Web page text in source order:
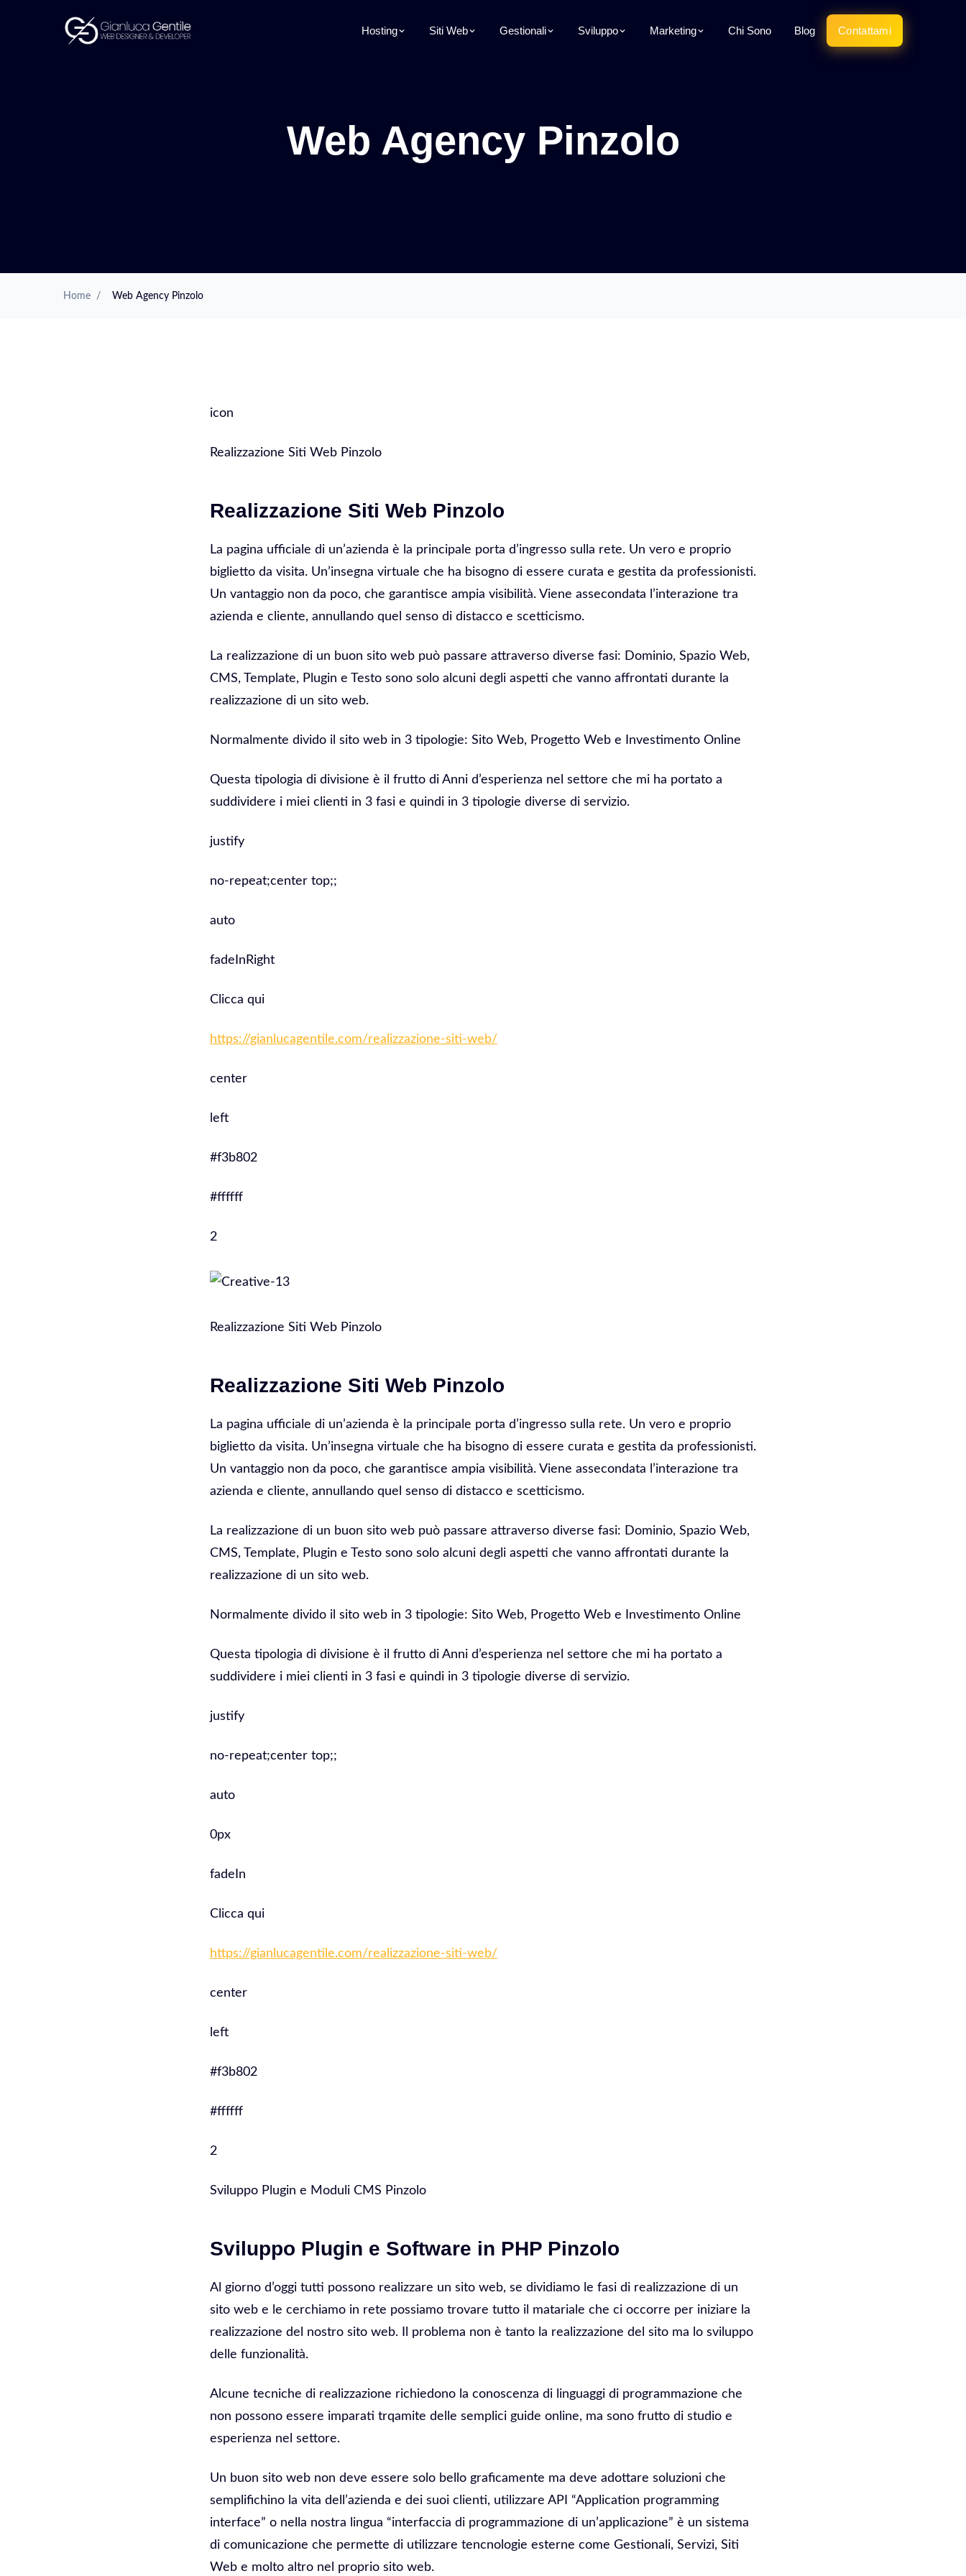
Hosting Siti Web Gestionali Sviluppo Marketing Chi Sono Blog Contattami
Web Agency Pinzolo
Home / Web Agency Pinzolo
icon
Realizzazione Siti Web Pinzolo
Realizzazione Siti Web Pinzolo
La pagina ufficiale di un’azienda è la principale porta d’ingresso sulla rete. Un vero e proprio
biglietto da visita. Un’insegna virtuale che ha bisogno di essere curata e gestita da professionisti.
Un vantaggio non da poco, che garantisce ampia visibilità. Viene assecondata l’interazione tra
azienda e cliente, annullando quel senso di distacco e scetticismo.
La realizzazione di un buon sito web può passare attraverso diverse fasi: Dominio, Spazio Web,
CMS, Template, Plugin e Testo sono solo alcuni degli aspetti che vanno affrontati durante la
realizzazione di un sito web.
Normalmente divido il sito web in 3 tipologie: Sito Web, Progetto Web e Investimento Online
Questa tipologia di divisione è il frutto di Anni d’esperienza nel settore che mi ha portato a
suddividere i miei clienti in 3 fasi e quindi in 3 tipologie diverse di servizio.
justify
no-repeat;center top;;
auto
fadeInRight
Clicca qui
https://gianlucagentile.com/realizzazione-siti-web/
center
left
#f3b802
#ffffff
2
Realizzazione Siti Web Pinzolo
Realizzazione Siti Web Pinzolo
La pagina ufficiale di un’azienda è la principale porta d’ingresso sulla rete. Un vero e proprio
biglietto da visita. Un’insegna virtuale che ha bisogno di essere curata e gestita da professionisti.
Un vantaggio non da poco, che garantisce ampia visibilità. Viene assecondata l’interazione tra
azienda e cliente, annullando quel senso di distacco e scetticismo.
La realizzazione di un buon sito web può passare attraverso diverse fasi: Dominio, Spazio Web,
CMS, Template, Plugin e Testo sono solo alcuni degli aspetti che vanno affrontati durante la
realizzazione di un sito web.
Normalmente divido il sito web in 3 tipologie: Sito Web, Progetto Web e Investimento Online
Questa tipologia di divisione è il frutto di Anni d’esperienza nel settore che mi ha portato a
suddividere i miei clienti in 3 fasi e quindi in 3 tipologie diverse di servizio.
justify
no-repeat;center top;;
auto
0px
fadeIn
Clicca qui
https://gianlucagentile.com/realizzazione-siti-web/
center
left
#f3b802
#ffffff
2
Sviluppo Plugin e Moduli CMS Pinzolo
Sviluppo Plugin e Software in PHP Pinzolo
Al giorno d’oggi tutti possono realizzare un sito web, se dividiamo le fasi di realizzazione di un
sito web e le cerchiamo in rete possiamo trovare tutto il matariale che ci occorre per iniziare la
realizzazione del nostro sito web. Il problema non è tanto la realizzazione del sito ma lo sviluppo
delle funzionalità.
Alcune tecniche di realizzazione richiedono la conoscenza di linguaggi di programmazione che
non possono essere imparati trqamite delle semplici guide online, ma sono frutto di studio e
esperienza nel settore.
Un buon sito web non deve essere solo bello graficamente ma deve adottare soluzioni che
semplifichino la vita dell’azienda e dei suoi clienti, utilizzare API “Application programming
interface” o nella nostra lingua “interfaccia di programmazione di un’applicazione” è un sistema
di comunicazione che permette di utilizzare tencnologie esterne come Gestionali, Servizi, Siti
Web e molto altro nel proprio sito web.